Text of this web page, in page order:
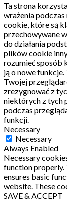
Ta strona
wrażenia
cookie, które są
przechowywane
do działania
plików cookie
rozumieć sposób
ją o nowe funkcje.
Twojej
zrezygnować z
niektórych z tych
podczas
funkcji.
Necessary
Necessary
Always Enabled
Necessary
function properly.
ensures basic
website. These
SAVE & ACCEPT